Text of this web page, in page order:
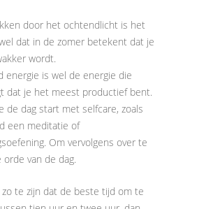
door het ochtendlicht is het
dat in de zomer betekent dat je
wordt.
energie is wel de energie die
dat je het meest productief bent.
de dag start met selfcare, zoals
een meditatie of
Om vervolgens over te
orde van de dag.
te zijn dat de beste tijd om te